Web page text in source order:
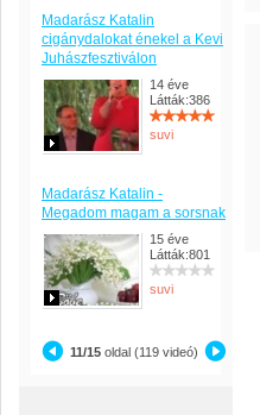
Madarász Katalin
cigánydalokat énekel a Kevi
Juhászfesztiválon
14 éve
Látták:386
suvi
Madarász Katalin -
Megadom magam a sorsnak
15 éve
Látták:801
suvi
11/15 oldal (119 videó)